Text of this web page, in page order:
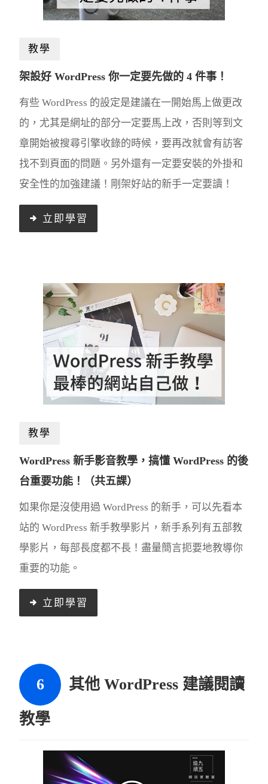
教學
架設好 WordPress 你一定要先做的 4 件事！
有些 WordPress 的設定是建議在一開始馬上做更改
的，尤其是網址的部分一定要馬上改，否則等到文
章開始被搜尋引擎收錄的時候，要再改就會有訪客
找不到頁面的問題。另外還有一定要安裝的外掛和
安全性的加強建議！剛架好站的新手一定要讀！
立即學習
教學
WordPress 新手影音教學，搞懂 WordPress 的後
台重要功能！（共五課）
如果你是沒使用過 WordPress 的新手，可以先看本
站的 WordPress 新手教學影片，新手系列有五部教
學影片，每部長度都不長！盡量簡言扼要地教導你
重要的功能。
立即學習
其他 WordPress 建議閱讀
教學